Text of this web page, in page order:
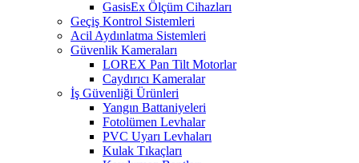
GasisEx Ölçüm Cihazları
Geçiş Kontrol Sistemleri
Acil Aydınlatma Sistemleri
Güvenlik Kameraları
LOREX Pan Tilt Motorlar
Caydırıcı Kameralar
İş Güvenliği Ürünleri
Yangın Battaniyeleri
Fotolümen Levhalar
PVC Uyarı Levhaları
Kulak Tıkaçları